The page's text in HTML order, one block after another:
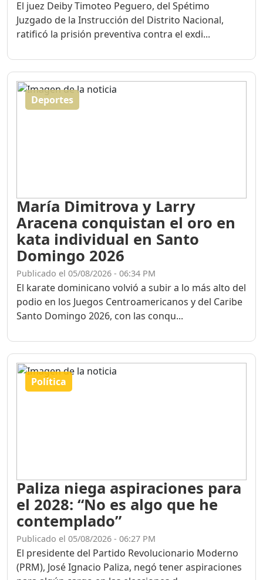
El juez Deiby Timoteo Peguero, del Spétimo
Juzgado de la Instrucción del Distrito Nacional,
ratificó la prisión preventiva contra el exdi...
Deportes
María Dimitrova y Larry
Aracena conquistan el oro en
kata individual en Santo
Domingo 2026
Publicado el 05/08/2026 - 06:34 PM
El karate dominicano volvió a subir a lo más alto del
podio en los Juegos Centroamericanos y del Caribe
Santo Domingo 2026, con las conqu...
Política
Paliza niega aspiraciones para
el 2028: “No es algo que he
contemplado”
Publicado el 05/08/2026 - 06:27 PM
El presidente del Partido Revolucionario Moderno
(PRM), José Ignacio Paliza, negó tener aspiraciones